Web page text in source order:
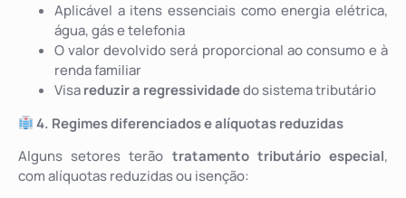
Aplicável a itens essenciais como energia elétrica,
água, gás e telefonia
O valor devolvido será proporcional ao consumo e à
renda familiar
Visareduzir a regressividadedo sistema tributário
4. Regimes diferenciados e alíquotas reduzidas
Alguns setores terão tratamento tributário especial,
com alíquotas reduzidas ou isenção: